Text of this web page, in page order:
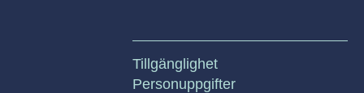
Tillgänglighet
Personuppgifter